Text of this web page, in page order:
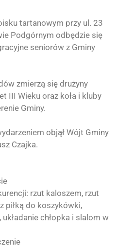
tartanowym przy ul. 23
Podgórnym odbędzie się
seniorów z Gminy
zmierzą się drużyny
III Wieku oraz koła i kluby
Gminy.
objąłWójt Gminy
Czajka.
rzut kaloszem, rzut
piłką do koszykówki,
chłopka i slalom w